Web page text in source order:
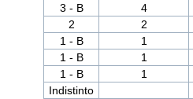
3 - B
4
2
2
1 - B
1
1 - B
1
1 - B
1
Indistinto